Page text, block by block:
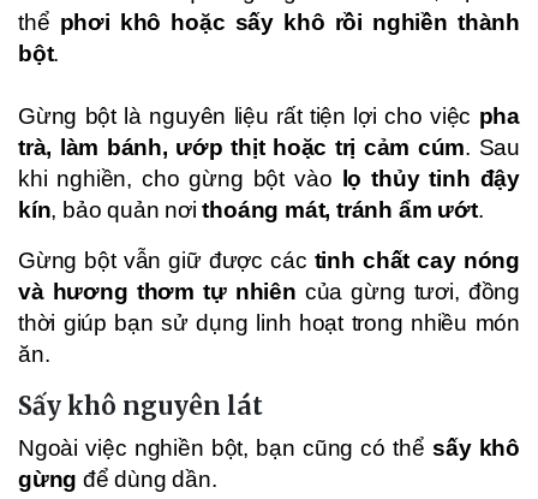
thể phơi khô hoặc sấy khô rồi nghiền thành
bột.
Gừng bột là nguyên liệu rất tiện lợi cho việc pha
trà, làm bánh, ướp thịt hoặc trị cảm cúm. Sau
khi nghiền, cho gừng bột vào
lọ thủy tinh đậy
kín, bảo quản nơithoáng mát, tránh ẩm ướt.
Gừng bột vẫn giữ được các tinh chất cay nóng
và hương thơm tự nhiên của gừng tươi, đồng
thời giúp bạn sử dụng linh hoạt trong nhiều món
ăn.
Sấy khô nguyên lát
Ngoài việc nghiền bột, bạn cũng có thể sấy khô
gừng để dùng dần.